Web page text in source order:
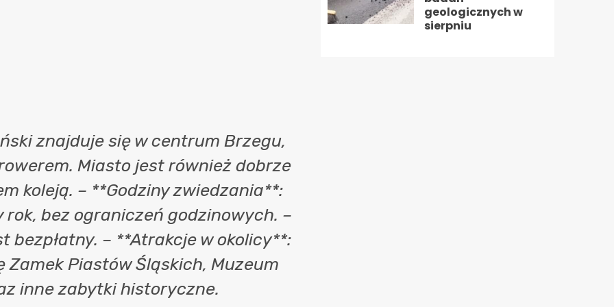
znajduje się w centrum Brzegu,
Miasto jest również dobrze
koleją. – **Godziny zwiedzania**:
rok, bez ograniczeń godzinowych. –
bezpłatny. – **Atrakcje w okolicy**:
Zamek Piastów Śląskich, Muzeum
inne zabytki historyczne.
geologicznych w
sierpniu